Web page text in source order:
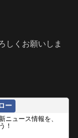
しくお願いしま
ー
ニュース情報を、
！